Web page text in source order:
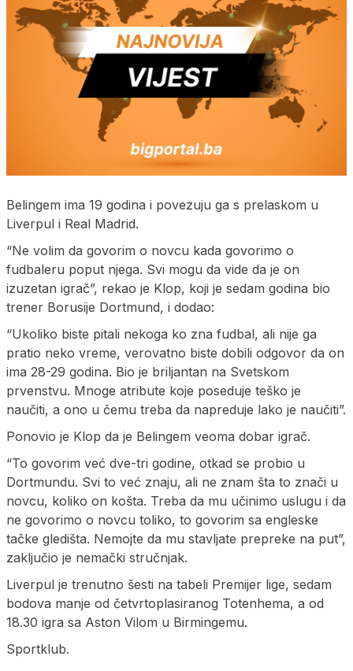
Belingem ima 19 godina i povezuju ga s prelaskom u
Liverpul i Real Madrid.
“Ne volim da govorim o novcu kada govorimo o
fudbaleru poput njega. Svi mogu da vide da je on
izuzetan igrač”, rekao je Klop, koji je sedam godina bio
trener Borusije Dortmund, i dodao:
“Ukoliko biste pitali nekoga ko zna fudbal, ali nije ga
pratio neko vreme, verovatno biste dobili odgovor da on
ima 28-29 godina. Bio je briljantan na Svetskom
prvenstvu. Mnoge atribute koje poseduje teško je
naučiti, a ono u čemu treba da napreduje lako je naučiti”.
Ponovio je Klop da je Belingem veoma dobar igrač.
“To govorim već dve-tri godine, otkad se probio u
Dortmundu. Svi to već znaju, ali ne znam šta to znači u
novcu, koliko on košta. Treba da mu učinimo uslugu i da
ne govorimo o novcu toliko, to govorim sa engleske
tačke gledišta. Nemojte da mu stavljate prepreke na put”,
zaključio je nemački stručnjak.
Liverpul je trenutno šesti na tabeli Premijer lige, sedam
bodova manje od četvrtoplasiranog Totenhema, a od
18.30 igra sa Aston Vilom u Birmingemu.
Sportklub.